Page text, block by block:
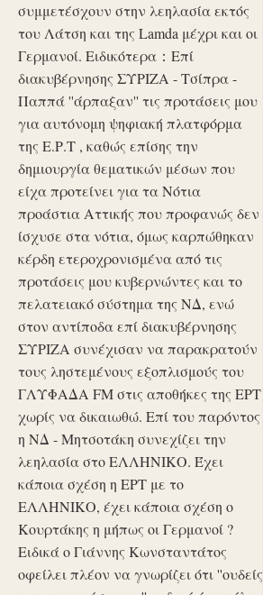
συμμετέσχουν στην λεηλασία εκτός
του Λάτση και της Lamda μέχρι και οι
Γερμανοί. Ειδικότερα：Επί
διακυβέρνησης ΣΥΡΙΖΑ - Τσίπρα -
Παππά ''άρπαξαν'' τις προτάσεις μου
για αυτόνομη ψηφιακή πλατφόρμα
της Ε.Ρ.Τ , καθώς επίσης την
δημιουργία θεματικών μέσων που
είχα προτείνει για τα Νότια
προάστια Αττικής που προφανώς δεν
ίσχυσε στα νότια, όμως καρπώθηκαν
κέρδη ετεροχρονισμένα από τις
προτάσεις μου κυβερνώντες και το
πελατειακό σύστημα της ΝΔ, ενώ
στον αντίποδα επί διακυβέρνησης
ΣΥΡΙΖΑ συνέχισαν να παρακρατούν
τους ληστεμένους εξοπλισμούς του
ΓΛΥΦΑΔΑ FM στις αποθήκες της ΕΡΤ
χωρίς να δικαιωθώ. Επί του παρόντος
η ΝΔ - Μητσοτάκη συνεχίζει την
λεηλασία στο ΕΛΛΗΝΙΚΟ. Έχει
κάποια σχέση η ΕΡΤ με το
ΕΛΛΗΝΙΚΟ, έχει κάποια σχέση ο
Κουρτάκης η μήπως οι Γερμανοί ?
Ειδικά ο Γιάννης Κωνσταντάτος
οφείλει πλέον να γνωρίζει ότι ''ουδείς